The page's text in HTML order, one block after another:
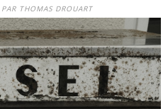
THOMAS DROUART